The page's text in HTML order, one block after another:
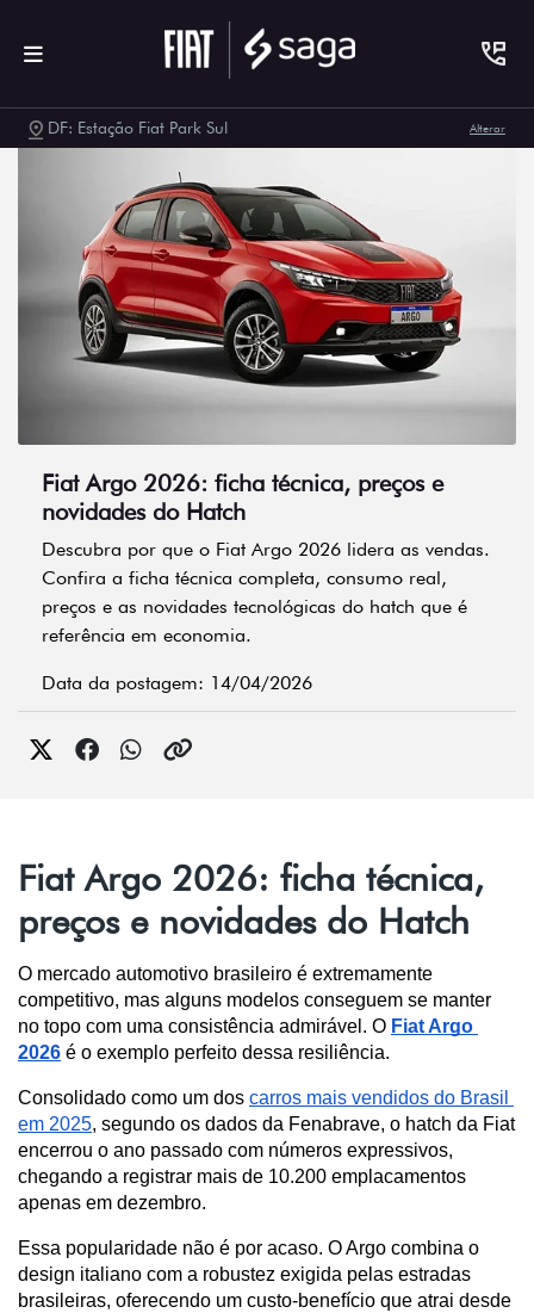
DF: Estação Fiat Park Sul Alterar
Fiat Argo 2026: ficha técnica, preços e
novidades do Hatch
Descubra por que o Fiat Argo 2026 lidera as vendas.
Confira a ficha técnica completa, consumo real,
preços e as novidades tecnológicas do hatch que é
referência em economia.
Data da postagem: 14/04/2026
Fiat Argo 2026: ficha técnica,
preços e novidades do Hatch
O mercado automotivo brasileiro é extremamente
competitivo, mas alguns modelos conseguem se manter
no topo com uma consistência admirável. O Fiat Argo
2026 é o exemplo perfeito dessa resiliência.
Consolidado como um dos carros mais vendidos do Brasil
em 2025, segundo os dados da Fenabrave, o hatch da Fiat
encerrou o ano passado com números expressivos,
chegando a registrar mais de 10.200 emplacamentos
apenas em dezembro.
Essa popularidade não é por acaso. O Argo combina o
design italiano com a robustez exigida pelas estradas
brasileiras, oferecendo um custo-benefício que atrai desde